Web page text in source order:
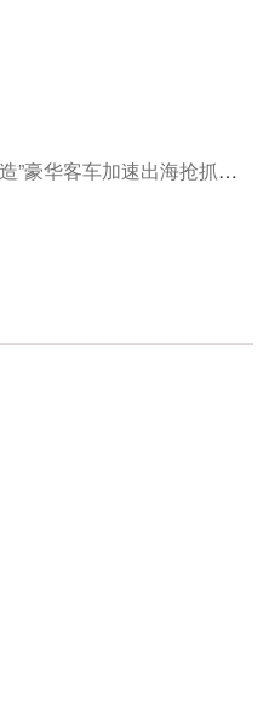
300余台！“江西造”豪华客车加速出海抢抓国际订单